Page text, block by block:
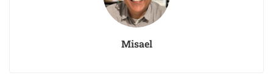
Misael